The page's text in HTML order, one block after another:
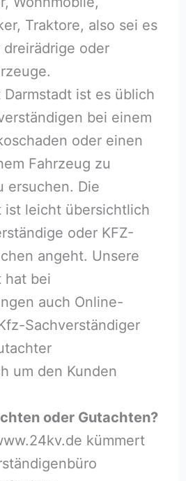
Traktore, also sei es
oder
ist es üblich
bei einem
oder einen
Fahrzeug zu
ersuchen. Die
ist leicht übersichtlich
oder KFZ-
angeht. Unsere
hat bei
auch Online-
Sachverständiger
um den Kunden
oder Gutachten?
kümmert